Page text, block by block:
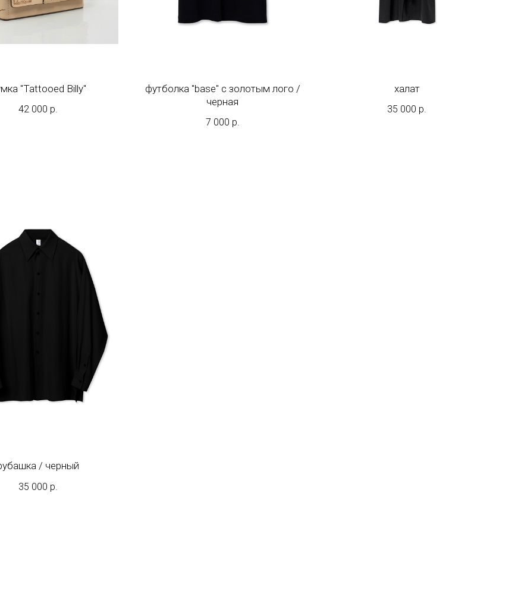
"Tattooed Billy"
42 000 р.
футболка "base" с золотым лого /
черная
7 000 р.
халат
35 000 р.
/ черный
35 000 р.